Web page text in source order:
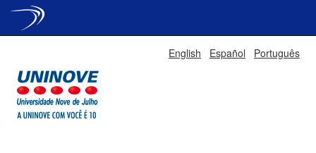
English Español Português